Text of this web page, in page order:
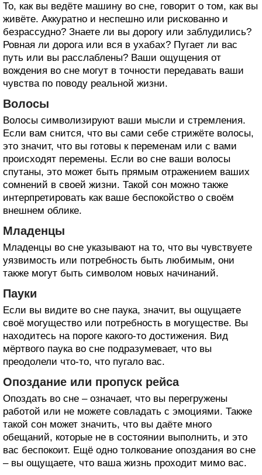
То, как вы ведёте машину во сне, говорит о том, как вы
живёте. Аккуратно и неспешно или рискованно и
безрассудно? Знаете ли вы дорогу или заблудились?
Ровная ли дорога или вся в ухабах? Пугает ли вас
путь или вы расслаблены? Ваши ощущения от
вождения во сне могут в точности передавать ваши
чувства по поводу реальной жизни.
Волосы
Волосы символизируют ваши мысли и стремления.
Если вам снится, что вы сами себе стрижёте волосы,
это значит, что вы готовы к переменам или с вами
происходят перемены. Если во сне ваши волосы
спутаны, это может быть прямым отражением ваших
сомнений в своей жизни. Такой сон можно также
интерпретировать как ваше беспокойство о своём
внешнем облике.
Младенцы
Младенцы во сне указывают на то, что вы чувствуете
уязвимость или потребность быть любимым, они
также могут быть символом новых начинаний.
Пауки
Если вы видите во сне паука, значит, вы ощущаете
своё могущество или потребность в могуществе. Вы
находитесь на пороге какого-то достижения. Вид
мёртвого паука во сне подразумевает, что вы
преодолели что-то, что пугало вас.
Опоздание или пропуск рейса
Опоздать во сне – означает, что вы перегружены
работой или не можете совладать с эмоциями. Также
такой сон может значить, что вы даёте много
обещаний, которые не в состоянии выполнить, и это
вас беспокоит. Ещё одно толкование опоздания во сне
– вы ощущаете, что ваша жизнь проходит мимо вас.